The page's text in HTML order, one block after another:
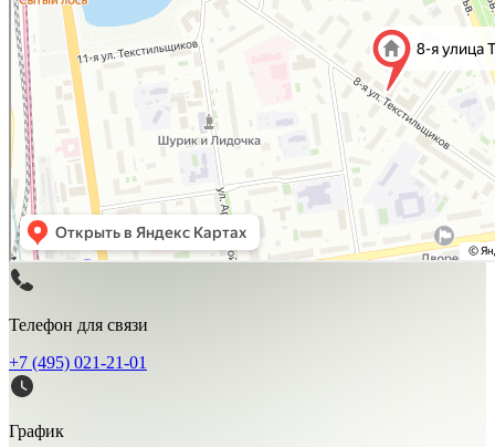
Телефон для связи
+7 (495) 021-21-01
График